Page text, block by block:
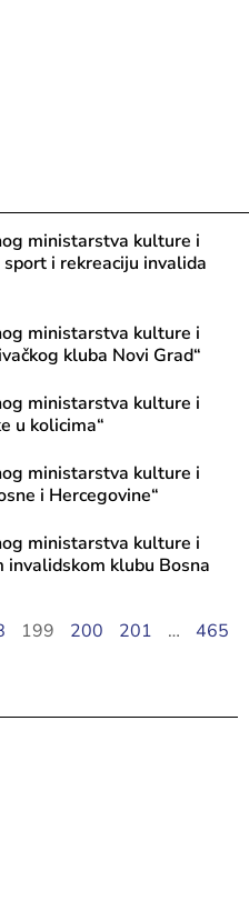
ministarstva kulture i
i rekreaciju invalida
ministarstva kulture i
kluba Novi Grad“
ministarstva kulture i
u kolicima“
ministarstva kulture i
i Hercegovine“
ministarstva kulture i
invalidskom klubu Bosna
199 200 201 …
465